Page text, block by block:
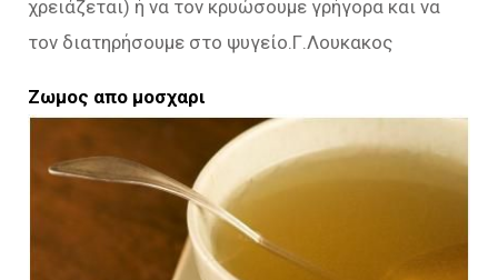
χρειάζεται) ή να τον κρυώσουμε γρήγορα και να
τον διατηρήσουμε στο ψυγείο.Γ.Λουκακος
Ζωμος απο μοσχαρι